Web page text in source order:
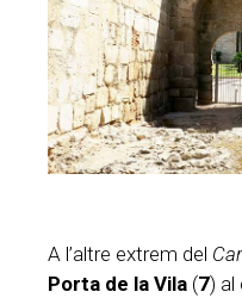
A l’altre extrem del
Porta de la Vila (7) al